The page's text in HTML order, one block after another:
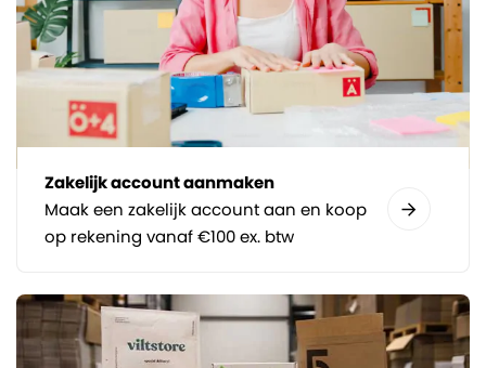
Zakelijk account aanmaken
Maak een zakelijk account aan en koop
op rekening vanaf €100 ex. btw